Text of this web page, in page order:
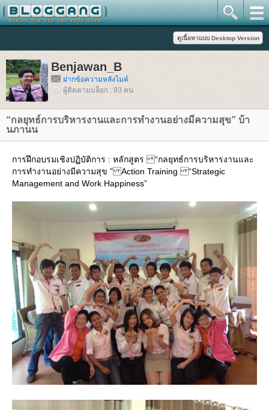
Benjawan_B
ฝากข้อความหลังไมค์
ผู้ติดตามบล็อก : 93 คน
“กลยุทธ์การบริหารงานและการทำงานอย่างมีความสุข” บ้า
นภานน
การฝึกอบรมเชิงปฏิบัติการ : หลักสูตร “กลยุทธ์การบริหารงานและ
การทำงานอย่างมีความสุข ” Action Training “Strategic
Management and Work Happiness”